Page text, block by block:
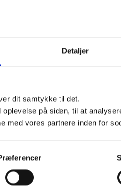
Detaljer
dit samtykke til det.
på siden, til at
med vores partnere inden for
er
mod
v/